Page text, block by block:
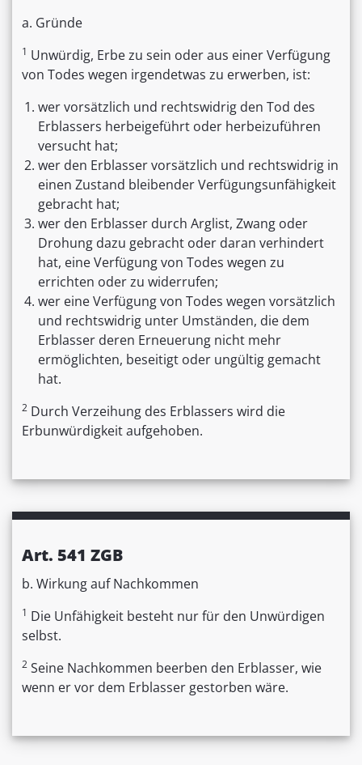
a. Gründe
1 Unwürdig, Erbe zu sein oder aus einer Verfügung
von Todes wegen irgendetwas zu erwerben, ist:
wer vorsätzlich und rechtswidrig den Tod des
Erblassers herbeigeführt oder herbeizuführen
versucht hat;
wer den Erblasser vorsätzlich und rechtswidrig in
einen Zustand bleibender Verfügungsunfähigkeit
gebracht hat;
wer den Erblasser durch Arglist, Zwang oder
Drohung dazu gebracht oder daran verhindert
hat, eine Verfügung von Todes wegen zu
errichten oder zu widerrufen;
wer eine Verfügung von Todes wegen vorsätzlich
und rechtswidrig unter Umständen, die dem
Erblasser deren Erneuerung nicht mehr
ermöglichten, beseitigt oder ungültig gemacht
hat.
2 Durch Verzeihung des Erblassers wird die
Erbunwürdigkeit aufgehoben.
Art. 541 ZGB
b. Wirkung auf Nachkommen
1 Die Unfähigkeit besteht nur für den Unwürdigen
selbst.
2 Seine Nachkommen beerben den Erblasser, wie
wenn er vor dem Erblasser gestorben wäre.